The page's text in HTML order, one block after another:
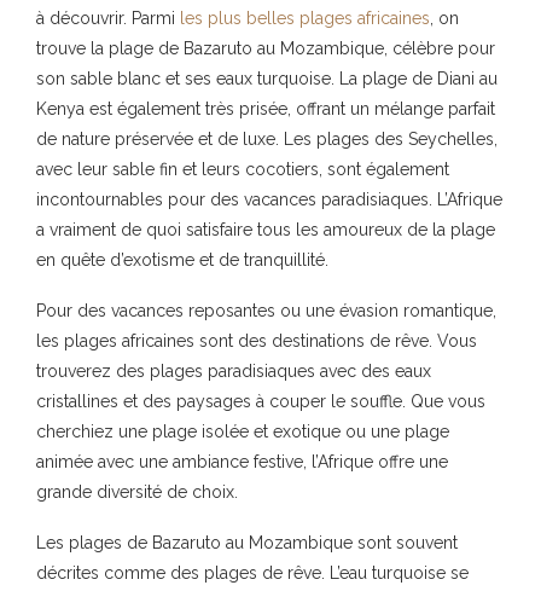
à découvrir. Parmi les plus belles plages africaines , on
trouve la plage de Bazaruto au Mozambique, célèbre pour
son sable blanc et ses eaux turquoise. La plage de Diani au
Kenya est également très prisée, offrant un mélange parfait
de nature préservée et de luxe. Les plages des Seychelles,
avec leur sable fin et leurs cocotiers, sont également
incontournables pour des vacances paradisiaques. L’Afrique
a vraiment de quoi satisfaire tous les amoureux de la plage
en quête d’exotisme et de tranquillité.
Pour des vacances reposantes ou une évasion romantique,
les plages africaines sont des destinations de rêve. Vous
trouverez des plages paradisiaques avec des eaux
cristallines et des paysages à couper le souffle. Que vous
cherchiez une plage isolée et exotique ou une plage
animée avec une ambiance festive, l’Afrique offre une
grande diversité de choix.
Les plages de Bazaruto au Mozambique sont souvent
décrites comme des plages de rêve. L’eau turquoise se